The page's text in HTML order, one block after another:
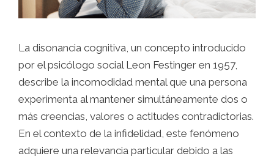
La disonancia cognitiva, un concepto introducido
por el psicólogo social Leon Festinger en 1957,
describe la incomodidad mental que una persona
experimenta al mantener simultáneamente dos o
más creencias, valores o actitudes contradictorias.
En el contexto de la infidelidad, este fenómeno
adquiere una relevancia particular debido a las